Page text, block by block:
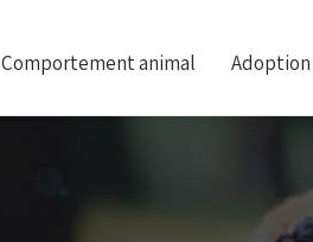
Comportement animal